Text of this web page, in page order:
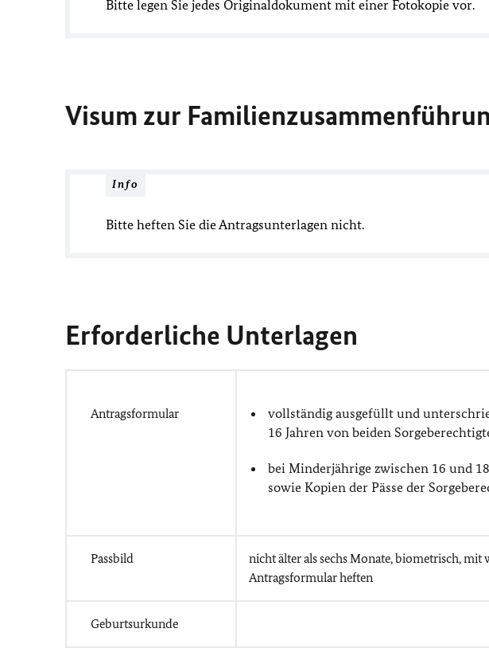
Bitte legen Sie jedes Originaldokument mit einer Fotokopie vor.
Visum zur
Info
Bitte heften Sie die Antragsunterlagen nicht.
Erforderliche Unterlagen
Antragsformular
vollständig ausgefüllt und
16 Jahren von beiden
bei Minderjährige zwischen 16 und
sowie Kopien der Pässe der
Passbild
nicht älter als sechs Monate, biometrisch,
Antragsformular heften
Geburtsurkunde